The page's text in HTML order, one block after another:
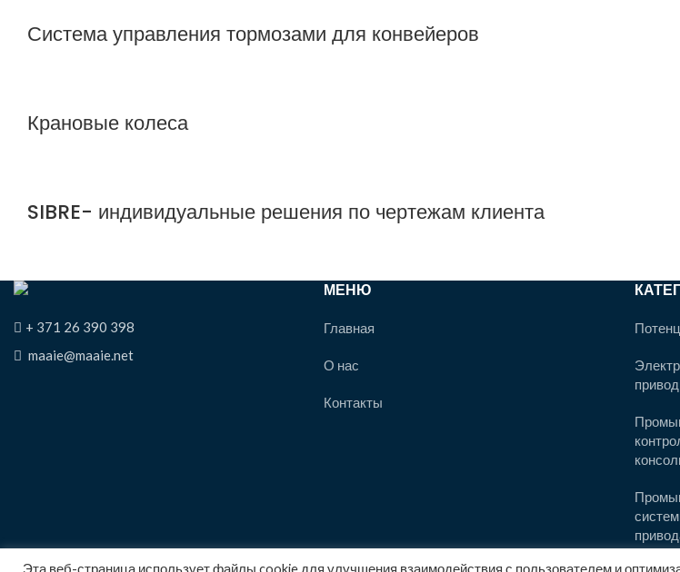
Система управления тормозами для конвейеров
Крановые колеса
SIBRE- индивидуальные решения по чертежам клиента
+ 371 26 390 398
maaie@maaie.net
МЕНЮ
Главная
О нас
Контакты
Эта веб-страница использует файлы cookie для улучшения взаимодействия с пользователем и